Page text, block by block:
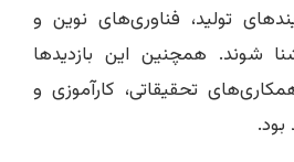
تولید، فناوری‌های نوین و
شوند. همچنین این بازدیدها
تحقیقاتی، کارآموزی و